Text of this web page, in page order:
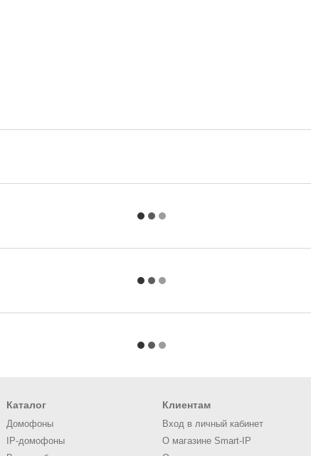
Каталог
Домофоны
IP-домофоны
Клиентам
Вход в личный кабинет
О магазине Smart-IP